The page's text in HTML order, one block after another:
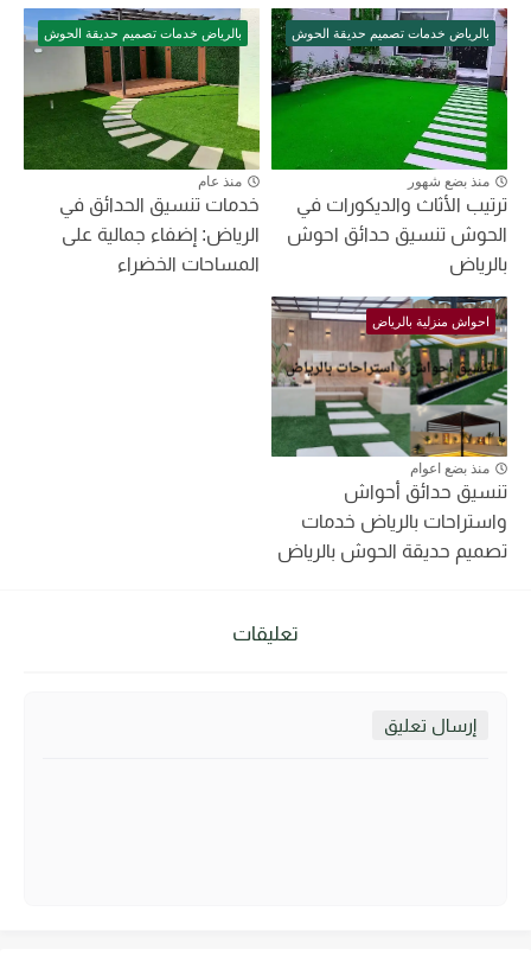
بالرياض خدمات تصميم حديقة الحوش
منذ بضع شهور
ترتيب الأثاث والديكورات في
الحوش تنسيق حدائق احوش
بالرياض
بالرياض خدمات تصميم حديقة الحوش
منذ عام
خدمات تنسيق الحدائق في
الرياض: إضفاء جمالية على
المساحات الخضراء
احواش منزلية بالرياض
منذ بضع اعوام
تنسيق حدائق أحواش
واستراحات بالرياض خدمات
تصميم حديقة الحوش بالرياض
تعليقات
إرسال تعليق